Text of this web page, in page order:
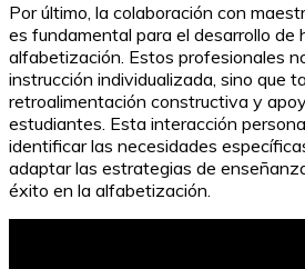
Por último, la colaboración con
es fundamental para el desarrollo de
alfabetización. Estos profesionales
instrucción individualizada, sino que
retroalimentación constructiva y
estudiantes. Esta interacción
identificar las necesidades
adaptar las estrategias de
éxito en la alfabetización.